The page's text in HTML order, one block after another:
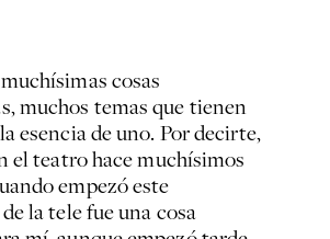
cosas
muchos temas que tienen
esencia de uno. Por decirte,
el teatro hace muchísimos
empezó este
la tele fue una cosa